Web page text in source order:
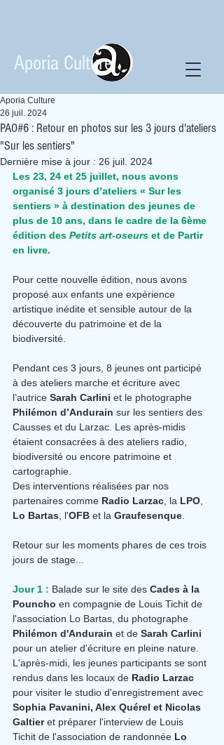
Aporia Culture
PAO#6 : Retour en photos sur les 3 jours d'ateliers
"Sur les sentiers"
Aporia Culture
26 juil. 2024
Dernière mise à jour : 26 juil. 2024
Les 23, 24 et 25 juillet, nous avons
organisé 3 jours d’ateliers « Sur les
sentiers » à destination des jeunes de
plus de 10 ans, dans le cadre de la 6ème
édition des Petits art-oseurs et de Partir
en livre.
Pour cette nouvelle édition, nous avons
proposé aux enfants une expérience
artistique inédite et sensible autour de la
découverte du patrimoine et de la
biodiversité.
Pendant ces 3 jours, 8 jeunes ont participé
à des ateliers marche et écriture avec
l’autrice Sarah Carlini et le photographe
Philémon d’Andurain sur les sentiers des
Causses et du Larzac. Les après-midis
étaient consacrées à des ateliers radio,
biodiversité ou encore patrimoine et
cartographie.
Des interventions réalisées par nos
partenaires comme Radio Larzac , la LPO
Lo Bartas , l'OFB et la Graufesenque
Retour sur les moments phares de ces trois
jours de stage...
Jour 1 : Balade sur le site des Cades à la
Pouncho en compagnie de Louis Tichit de
l'association Lo Bartas, du photographe
Philémon d'Andurain et de Sarah Carlini
pour un atelier d'écriture en pleine nature.
L'après-midi, les jeunes participants se sont
rendus dans les locaux de Radio Larzac
pour visiter le studio d'enregistrement avec
Sophia Pavanini, Alex Quérel et Nicolas
Galtier et préparer l'interview de Louis
Tichit de l'association de randonnée Lo